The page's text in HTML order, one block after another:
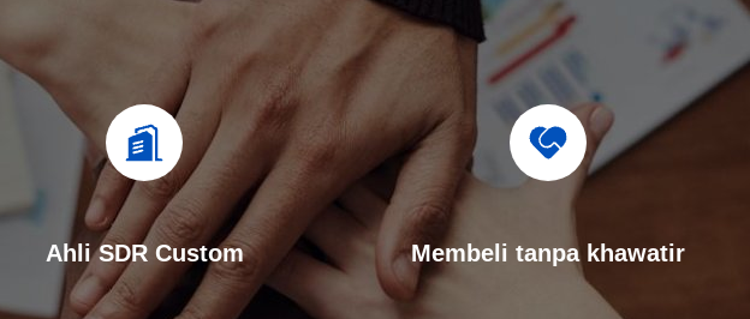
Ahli SDR Custom Membeli tanpa khawatir